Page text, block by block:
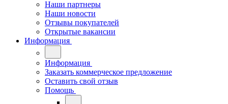
Наши партнеры
Наши новости
Отзывы покупателей
Открытые вакансии
Информация
Информация
Заказать коммерческое предложение
Оставить свой отзыв
Помощь